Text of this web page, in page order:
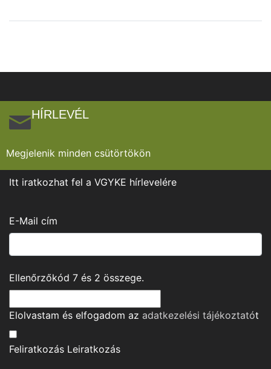
HÍRLEVÉL
Megjelenik minden csütörtökön
Itt iratkozhat fel a VGYKE hírlevelére
E-Mail cím
Ellenőrzőkód 7 és 2 összege.
Elolvastam és elfogadom az adatkezelési tájékoztatót
Feliratkozás Leiratkozás